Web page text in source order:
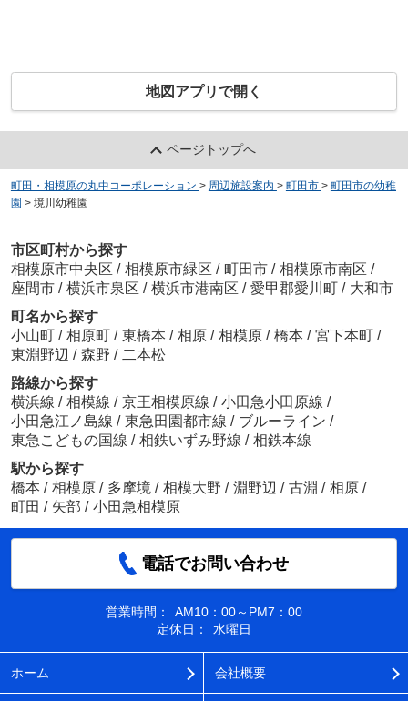
地図アプリで開く
ページトップへ
町田・相模原の丸中コーポレーション > 周辺施設案内 > 町田市 > 町田市の幼稚
園 > 境川幼稚園
市区町村から探す
相模原市中央区 / 相模原市緑区 / 町田市 / 相模原市南区 /
座間市 / 横浜市泉区 / 横浜市港南区 / 愛甲郡愛川町 / 大和市
町名から探す
小山町 / 相原町 / 東橋本 / 相原 / 相模原 / 橋本 / 宮下本町 /
東淵野辺 / 森野 / 二本松
路線から探す
横浜線 / 相模線 / 京王相模原線 / 小田急小田原線 /
小田急江ノ島線 / 東急田園都市線 / ブルーライン /
東急こどもの国線 / 相鉄いずみ野線 / 相鉄本線
駅から探す
橋本 / 相模原 / 多摩境 / 相模大野 / 淵野辺 / 古淵 / 相原 /
町田 / 矢部 / 小田急相模原
電話でお問い合わせ
営業時間：
AM10：00～PM7：00
定休日：
水曜日
ホーム 会社概要